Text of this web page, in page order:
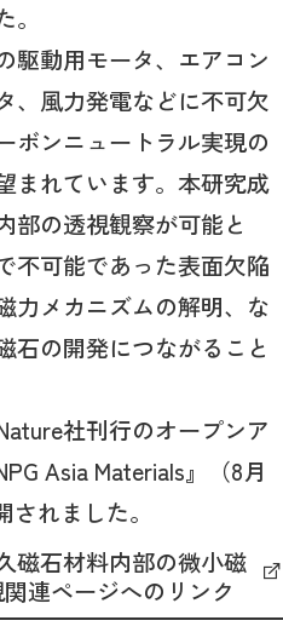
駆動用モータ、エアコン
、風力発電などに不可欠
ボンニュートラル実現の
まれています。本研究成
部の透視観察が可能と
不可能であった表面欠陥
力メカニズムの解明、な
石の開発につながること
社刊行のオープンア
Asia Materials』（8月
れました。
磁石材料内部の微小磁
連ページへのリンク